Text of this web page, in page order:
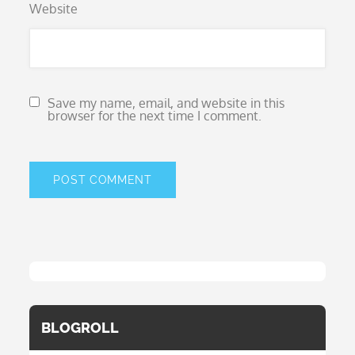
Website
Save my name, email, and website in this
browser for the next time I comment.
BLOGROLL